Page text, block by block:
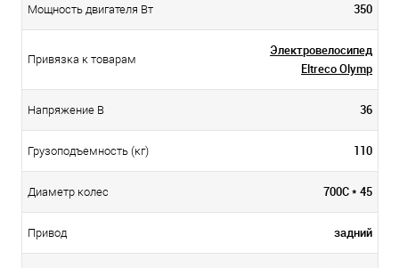
Мощность двигателя Вт 350
Привязка к товарам
Электровелосипед
Eltreco Olymp
Напряжение В 36
Грузоподъемность (кг) 110
Диаметр колес 700С * 45
Привод задний